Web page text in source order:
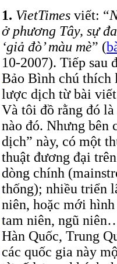
1. VietTimes viết: “
ở phương Tây, sự
‘giả đò’ màu mè” (
10-2007). Tiếp sau
Bảo Bình chú thích
lược dịch từ bài
Và tôi đồ rằng đó
nào đó. Nhưng bên
dịch” này, có một
thuật đương đại
dòng chính
thống); nhiều triển
niên, hoặc mới
tam niên, ngũ
Hàn Quốc, Trung
các quốc gia này